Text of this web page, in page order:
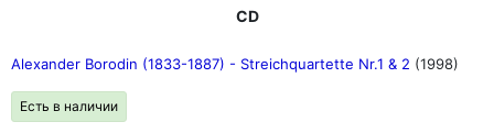
CD
Alexander Borodin (1833-1887) - Streichquartette Nr.1 & 2 (1998)
Есть в наличии